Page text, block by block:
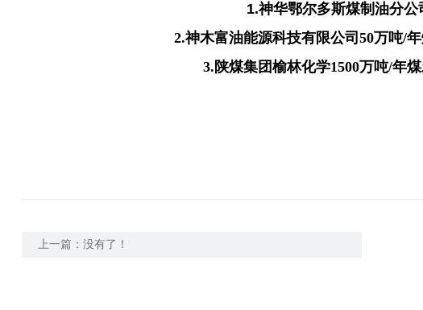
1.神华鄂尔多斯煤制油分公
2.神木富油能源科技有限公司50万吨/
3.陕煤集团榆林化学1500万吨/年
上一篇：没有了！